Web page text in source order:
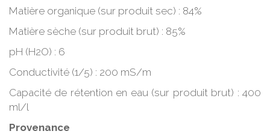
Matière organique (sur produit sec) : 84%
Matière sèche (sur produit brut) : 85%
pH (H2O) : 6
Conductivité (1/5) : 200 mS/m
Capacité de rétention en eau (sur produit brut) : 400
ml/l
Provenance